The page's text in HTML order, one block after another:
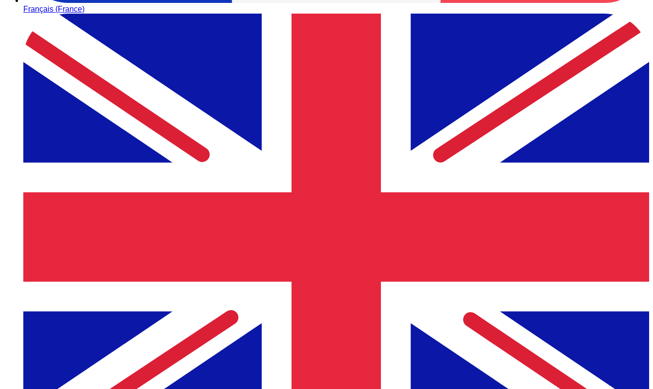
Français (France)